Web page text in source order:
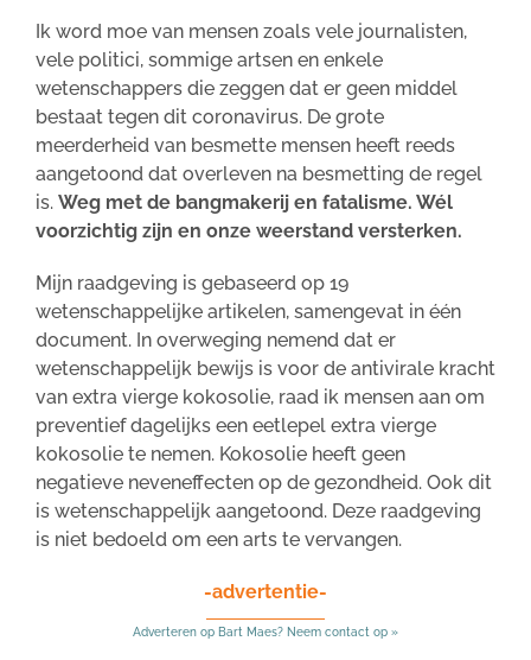
Ik word moe van mensen zoals vele journalisten,
vele politici, sommige artsen en enkele
wetenschappers die zeggen dat er geen middel
bestaat tegen dit coronavirus. De grote
meerderheid van besmette mensen heeft reeds
aangetoond dat overleven na besmetting de regel
is. Weg met de bangmakerij en fatalisme. Wél
voorzichtig zijn en onze weerstand versterken.
Mijn raadgeving is gebaseerd op 19
wetenschappelijke artikelen, samengevat in één
document. In overweging nemend dat er
wetenschappelijk bewijs is voor de antivirale kracht
van extra vierge kokosolie, raad ik mensen aan om
preventief dagelijks een eetlepel extra vierge
kokosolie te nemen. Kokosolie heeft geen
negatieve neveneffecten op de gezondheid. Ook dit
is wetenschappelijk aangetoond. Deze raadgeving
is niet bedoeld om een arts te vervangen.
-advertentie-
Adverteren op Bart Maes? Neem contact op »